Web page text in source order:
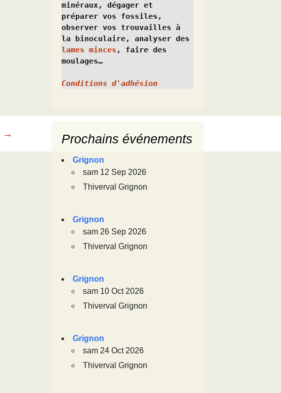
→
minéraux, dégager et
préparer vos fossiles,
observer vos trouvailles à
lames minces , faire des
moulages…
Conditions d'adhésion
Prochains événements
Grignon
sam 12 Sep 2026
Thiverval Grignon
Grignon
sam 26 Sep 2026
Thiverval Grignon
Grignon
sam 10 Oct 2026
Thiverval Grignon
Grignon
sam 24 Oct 2026
Thiverval Grignon